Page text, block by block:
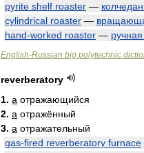
pyrite shelf roaster —
cylindrical roaster —
hand-worked roaster — ручная
English-Russian big polytechnic
reverberatory
1. a отражающийся
2. a отражённый
3. a отражательный
gas-fired reverberatory furnace